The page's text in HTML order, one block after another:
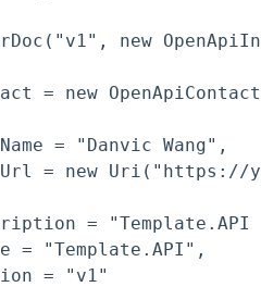
new
= new OpenApiContact
= "Danvic Wang",
= new Uri("https://
= "Template.API
= "Template.API",
= "v1"